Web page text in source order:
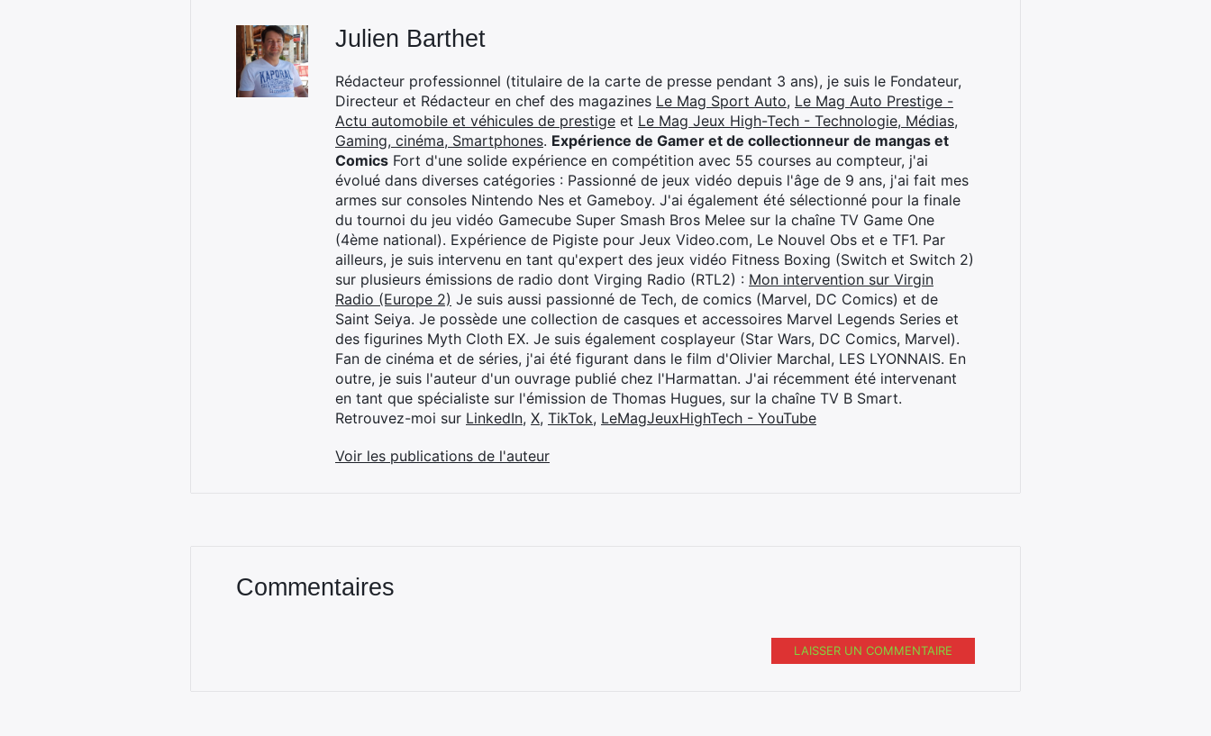
Julien Barthet
Rédacteur professionnel (titulaire de la carte de presse pendant 3 ans), je suis le Fondateur,
Directeur et Rédacteur en chef des magazines Le Mag Sport Auto, Le Mag Auto Prestige -
Actu automobile et véhicules de prestige et Le Mag Jeux High-Tech - Technologie, Médias,
Gaming, cinéma, Smartphones. Expérience de Gamer et de collectionneur de mangas et
Comics Fort d'une solide expérience en compétition avec 55 courses au compteur, j'ai
évolué dans diverses catégories : Passionné de jeux vidéo depuis l'âge de 9 ans, j'ai fait mes
armes sur consoles Nintendo Nes et Gameboy. J'ai également été sélectionné pour la finale
du tournoi du jeu vidéo Gamecube Super Smash Bros Melee sur la chaîne TV Game One
(4ème national). Expérience de Pigiste pour Jeux Video.com, Le Nouvel Obs et e TF1. Par
ailleurs, je suis intervenu en tant qu'expert des jeux vidéo Fitness Boxing (Switch et Switch 2)
sur plusieurs émissions de radio dont Virging Radio (RTL2) : Mon intervention sur Virgin
Radio (Europe 2) Je suis aussi passionné de Tech, de comics (Marvel, DC Comics) et de
Saint Seiya. Je possède une collection de casques et accessoires Marvel Legends Series et
des figurines Myth Cloth EX. Je suis également cosplayeur (Star Wars, DC Comics, Marvel).
Fan de cinéma et de séries, j'ai été figurant dans le film d'Olivier Marchal, LES LYONNAIS. En
outre, je suis l'auteur d'un ouvrage publié chez l'Harmattan. J'ai récemment été intervenant
en tant que spécialiste sur l'émission de Thomas Hugues, sur la chaîne TV B Smart.
Retrouvez-moi sur LinkedIn, X, TikTok, LeMagJeuxHighTech - YouTube
Voir les publications de l'auteur
Commentaires
LAISSER UN COMMENTAIRE